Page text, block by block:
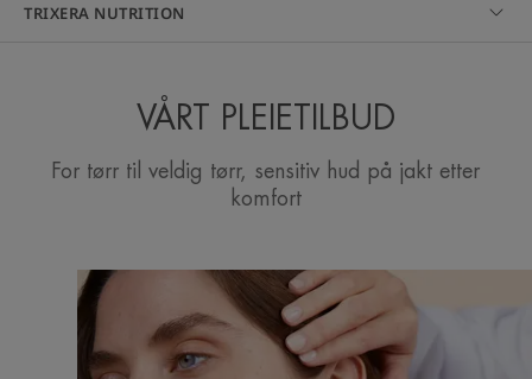
TRIXERA NUTRITION
VÅRT PLEIETILBUD
For tørr til veldig tørr, sensitiv hud på jakt etter
komfort